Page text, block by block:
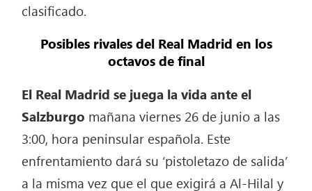
clasificado.
Posibles rivales del Real Madrid en los
octavos de final
El Real Madrid se juega la vida ante el
Salzburgo mañana viernes 26 de junio a las
3:00, hora peninsular española. Este
enfrentamiento dará su ‘pistoletazo de salida’
a la misma vez que el que exigirá a Al-Hilal y